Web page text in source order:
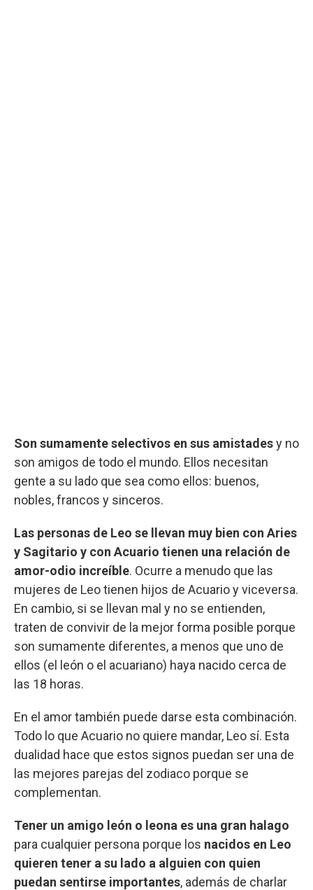
Son sumamente selectivos en sus amistadesy no
son amigos de todo el mundo. Ellos necesitan
gente a su lado que sea como ellos: buenos,
nobles, francos y sinceros.
Las personas de Leo se llevan muy bien con Aries
y Sagitario y con Acuario tienen una relación de
amor-odio increíble. Ocurre a menudo que las
mujeres de Leo tienen hijos de Acuario y viceversa.
En cambio, si se llevan mal y no se entienden,
traten de convivir de la mejor forma posible porque
son sumamente diferentes, a menos que uno de
ellos (el león o el acuariano) haya nacido cerca de
las 18 horas.
En el amor también puede darse esta combinación.
Todo lo que Acuario no quiere mandar, Leo sí. Esta
dualidad hace que estos signos puedan ser una de
las mejores parejas del zodiaco porque se
complementan.
Tener un amigo león o leona es una gran halago
para cualquier persona porque los nacidos en Leo
quieren tener a su lado a alguien con quien
puedan sentirse importantes, además de charlar